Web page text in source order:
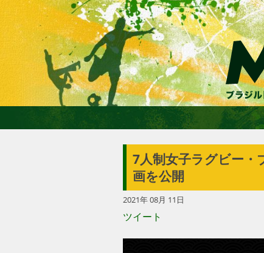
7人制女子ラグビー・
画を公開
2021年 08月 11日
ツイート